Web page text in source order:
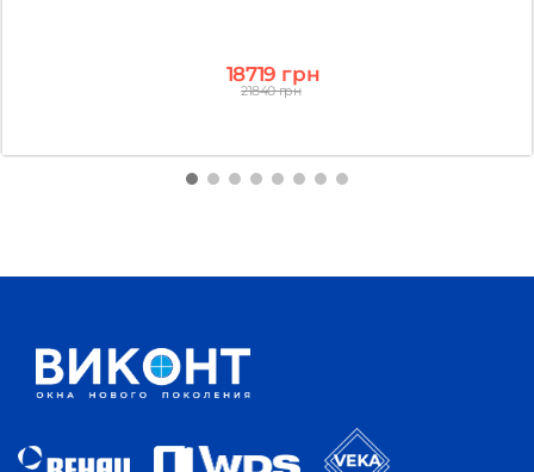
18719 грн
21840 грн